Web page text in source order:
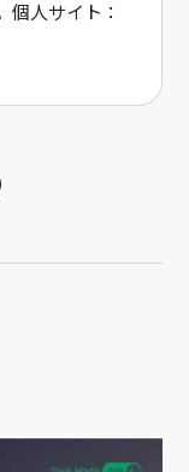
個人サイト：